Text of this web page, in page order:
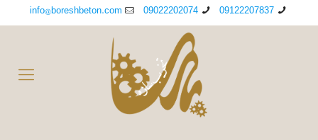
09122207837
09022202074
info@boreshbeton.com